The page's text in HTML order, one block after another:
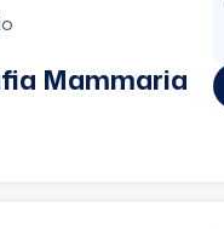
Mammaria